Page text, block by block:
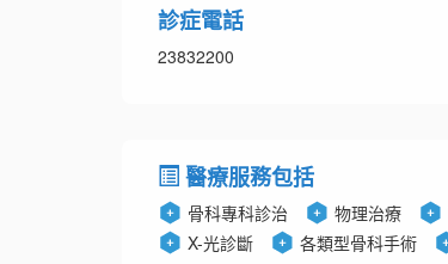
診症電話
23832200
醫療服務包括
骨科專科診治 物理治療
X-光診斷
各類型骨科手術